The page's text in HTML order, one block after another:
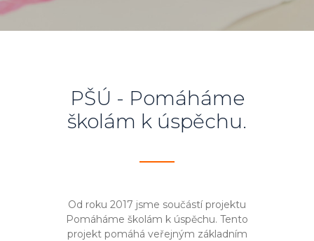
PŠÚ - Pomáháme
školám k úspěchu.
Od roku 2017 jsme součástí projektu
Pomáháme školám k úspěchu. Tento
projekt pomáhá veřejným základním